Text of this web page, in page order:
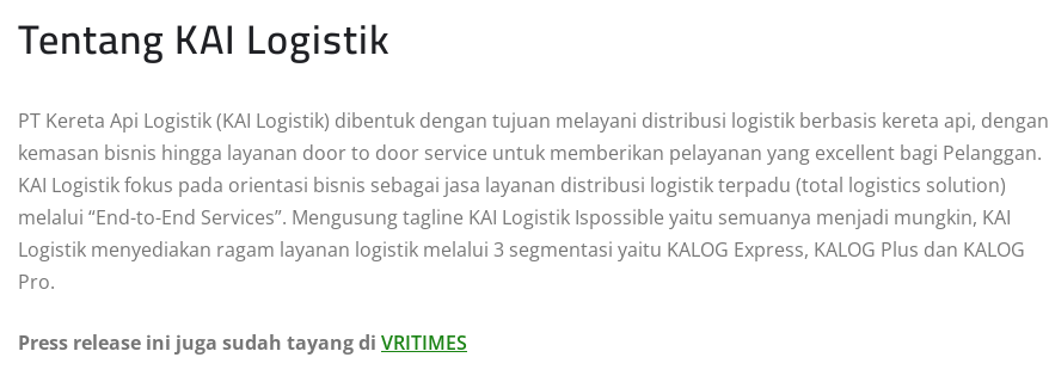
Tentang KAI Logistik
PT Kereta Api Logistik (KAI Logistik) dibentuk dengan tujuan melayani distribusi logistik berbasis kereta api, dengan
kemasan bisnis hingga layanan door to door service untuk memberikan pelayanan yang excellent bagi Pelanggan.
KAI Logistik fokus pada orientasi bisnis sebagai jasa layanan distribusi logistik terpadu (total logistics solution)
melalui “End-to-End Services”. Mengusung tagline KAI Logistik Ispossible yaitu semuanya menjadi mungkin, KAI
Logistik menyediakan ragam layanan logistik melalui 3 segmentasi yaitu KALOG Express, KALOG Plus dan KALOG
Pro.
Press release ini juga sudah tayang di VRITIMES